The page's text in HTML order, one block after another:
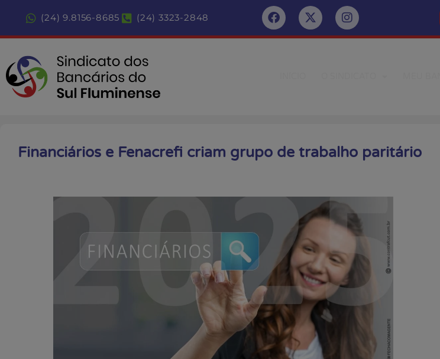
(24) 9.8156-8685 (24) 3323-2848
Financiários e Fenacrefi criam grupo de trabalho paritário